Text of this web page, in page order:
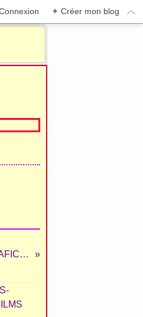
+ Créer mon blog
À PARIS AVEC CULTURAFICION